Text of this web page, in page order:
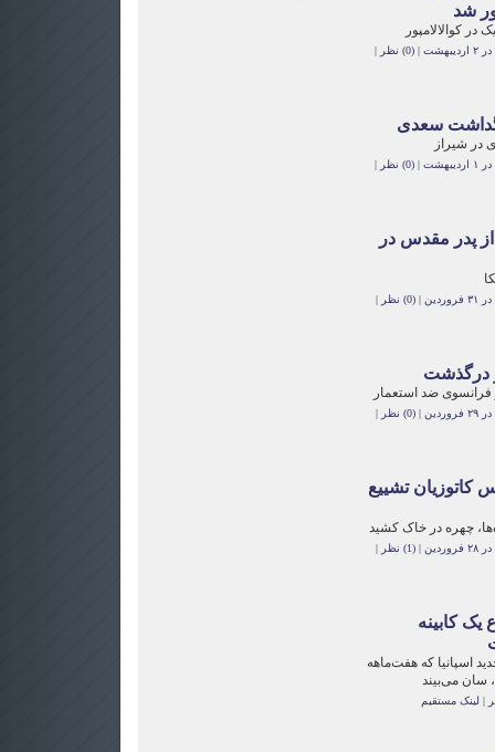
شد
در کوالالامپور
|(0) نظر |
سعدی
در شیراز
|(0) نظر |
پدر مقدس در
|(0) نظر |
درگذشت
ضد استعمار
|(0) نظر |
کاتوزیان تشییع
چهره در خاک کشید
|(1) نظر |
یک کابینه
اسپانیا که هفت‌ماهه
سان می‌بیند
| لینک مستقیم